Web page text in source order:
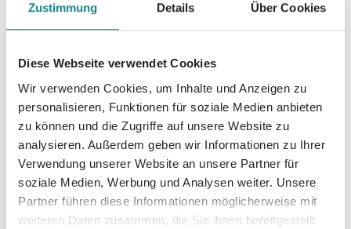
Zustimmung Details Über Cookies
Diese Webseite verwendet Cookies
Wir verwenden Cookies, um Inhalte und Anzeigen zu
personalisieren, Funktionen für soziale Medien anbieten
zu können und die Zugriffe auf unsere Website zu
analysieren. Außerdem geben wir Informationen zu Ihrer
Verwendung unserer Website an unsere Partner für
soziale Medien, Werbung und Analysen weiter. Unsere
Partner führen diese Informationen möglicherweise mit
weiteren Daten zusammen, die Sie ihnen bereitgestellt
Informationen
PDF